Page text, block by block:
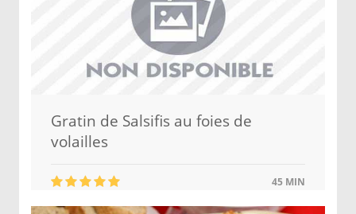
Gratin de Salsifis au foies de
volailles
45 MIN